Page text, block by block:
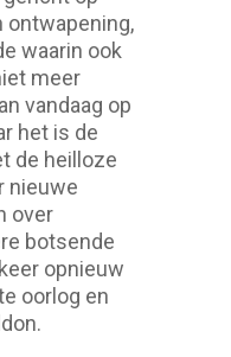
ontwapening,
waarin ook
meer
vandaag op
het is de
de heilloze
nieuwe
over
botsende
opnieuw
oorlog en